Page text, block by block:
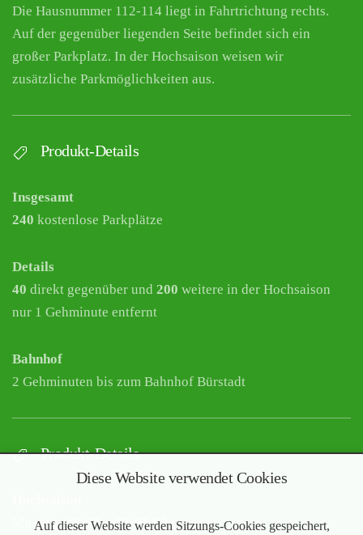
Die Hausnummer 112-114 liegt in Fahrtrichtung rechts.
Auf der gegenüber liegenden Seite befindet sich ein
großer Parkplatz. In der Hochsaison weisen wir
zusätzliche Parkmöglichkeiten aus.
Produkt-Details
Insgesamt
240 kostenlose Parkplätze
Details
40 direkt gegenüber und 200 weitere in der Hochsaison
nur 1 Gehminute entfernt
Bahnhof
2 Gehminuten bis zum Bahnhof Bürstadt
Produkt-Details
Mo – Sa:10:00 – 20:00 Uhr
Diese Website verwendet Cookies
Auf dieser Website werden Sitzungs-Cookies gespeichert,